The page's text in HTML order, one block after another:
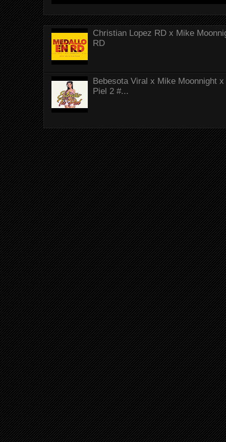
Christian Lopez RD x Mike
RD
Bebesota Viral x Mike Moonnight
Piel 2 #...